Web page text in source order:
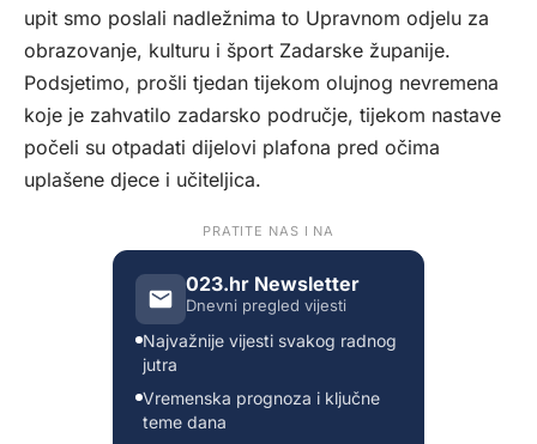
upit smo poslali nadležnima to Upravnom odjelu za
obrazovanje, kulturu i šport Zadarske županije.
Podsjetimo, prošli tjedan tijekom olujnog nevremena
koje je zahvatilo zadarsko područje, tijekom nastave
počeli su otpadati dijelovi plafona pred očima
uplašene djece i učiteljica.
PRATITE NAS I NA
023.hr Newsletter
Dnevni pregled vijesti
Najvažnije vijesti svakog radnog
jutra
Vremenska prognoza i ključne
teme dana